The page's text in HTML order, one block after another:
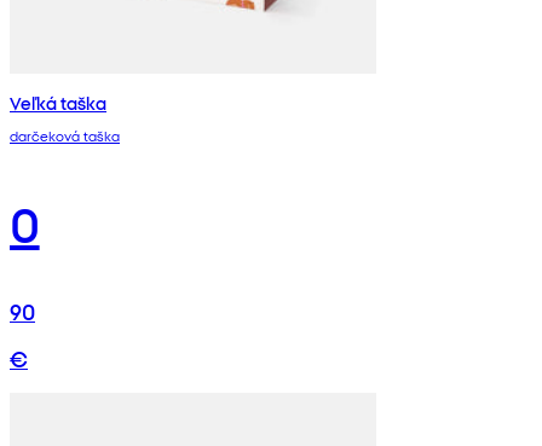
Veľká taška
darčeková taška
0
90
€